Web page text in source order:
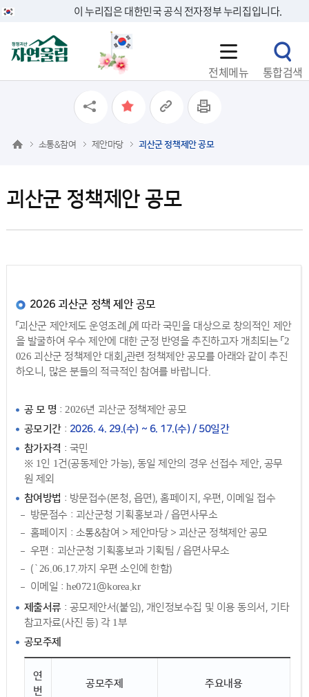
이 누리집은 대한민국 공식 전자정부 누리집입니다.
전체메뉴 통합검색
괴산군 정책제안 공모
소통&참여 제안마당 괴산군 정책제안 공모
2026 괴산군 정책 제안 공모
「괴산군 제안제도 운영조례」에 따라 국민을 대상으로 창의적인 제안
을 발굴하여 우수 제안에 대한 군정 반영을 추진하고자 개최되는 「2
026 괴산군 정책제안 대회」관련 정책제안 공모를 아래와 같이 추진
하오니, 많은 분들의 적극적인 참여를 바랍니다.
공 모 명 : 2026년 괴산군 정책제안 공모
공모기간 : 2026. 4. 29.(수) ~ 6. 17.(수) / 50일간
참가자격 : 국민
※ 1인 1건(공동제안 가능), 동일 제안의 경우 선접수 제안, 공무
원 제외
참여방법 : 방문접수(본청, 읍면), 홈페이지, 우편, 이메일 접수
방문점수 : 괴산군청 기획홍보과 / 읍면사무소
홈페이지 : 소통&참여 > 제안마당 > 괴산군 정책제안 공모
우편 : 괴산군청 기획홍보과 기획팀 / 읍면사무소
(`26.06.17.까지 우편 소인에 한함)
이메일 : he0721@korea.kr
제출서류 : 공모제안서(붙임), 개인정보수집 및 이용 동의서, 기타
참고자료(사진 등) 각 1부
공모주제
연
번
공모주제 주요내용